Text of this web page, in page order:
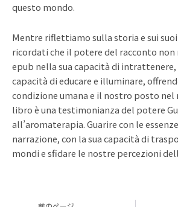
questo mondo.
Mentre riflettiamo sulla storia e sui
ricordati che il potere del racconto non
epub nella sua capacità di intrattenere,
capacità di educare e illuminare,
condizione umana e il nostro posto nel
libro è una testimonianza del potere
all’aromaterapia. Guarire con le
narrazione, con la sua capacità di
mondi e sfidare le nostre percezioni